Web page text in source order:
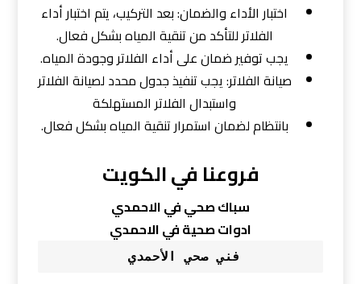
اختبار الأداء والضمان: بعد التركيب، يتم اختبار أداء
الفلاتر للتأكد من تنقية المياه بشكل فعال.
يجب توفير ضمان على أداء الفلاتر وجودة المياه.
صيانة الفلاتر: يجب تنفيذ جدول محدد لصيانة الفلاتر
واستبدال الفلاتر المستهلكة
بانتظام لضمان استمرار تنقية المياه بشكل فعال.
فروعنا في الكويت
سباك صحي في الاحمدي
ادوات صحية في الاحمدي
فني صحي الأحمدي